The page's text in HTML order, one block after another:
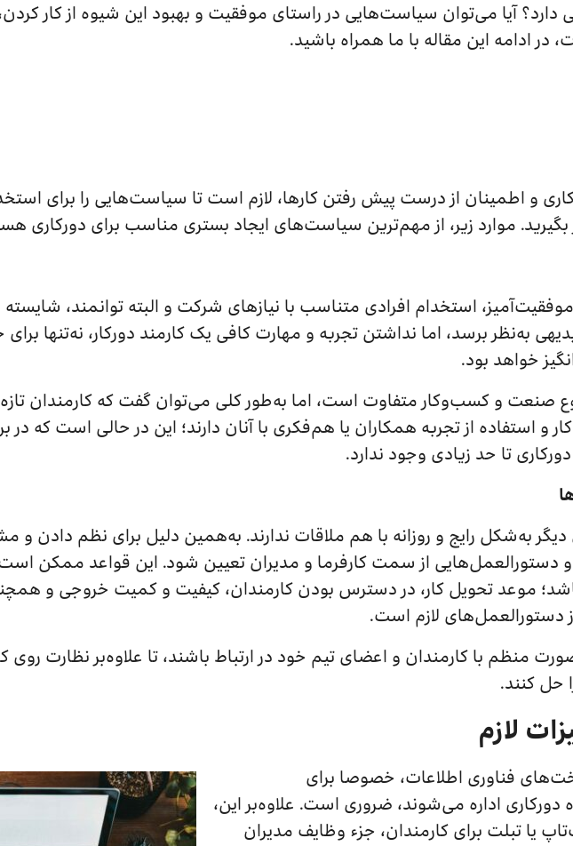
دارد؟ آیا می‌توان سیاست‌هایی در راستای موفقیت و بهبود این شیوه از کار
در ادامه این مقاله با ما همراه باشید.
و اطمینان از درست پیش رفتن کارها، لازم است تا سیاست‌هایی را برای
موارد زیر، از مهم‌ترین سیاست‌های ایجاد بستری مناسب برای دورکاری
استخدام افرادی متناسب با نیازهای شرکت و البته توانمند،
به‌نظر برسد، اما نداشتن تجربه و مهارت کافی یک کارمند دورکار، نه‌تنها
خواهد بود.
صنعت و کسب‌و‌کار متفاوت است، اما به‌طور کلی می‌توان گفت که کارمندان
و استفاده از تجربه همکاران یا هم‌فکری با آنان دارند؛ این در حالی است که
تا حد زیادی وجود ندارد.
دیگر به‌شکل رایج و روزانه با هم ملاقات ندارند. به‌همین دلیل برای نظم دادن
دستورالعمل‌هایی از سمت کارفرما و مدیران تعیین شود. این قواعد ممکن است
موعد تحویل کار، در دسترس بودن کارمندان، کیفیت و کمیت خروجی و
دستورالعمل‌های لازم است.
منظم با کارمندان و اعضای تیم خود در ارتباط باشند، تا علاوه‌بر نظارت روی
حل کنند.
فناوری اطلاعات، خصوصا برای
اداره می‌شوند، ضروری است. علاوه‌بر این،
یا تبلت برای کارمندان، جزء وظایف مدیران